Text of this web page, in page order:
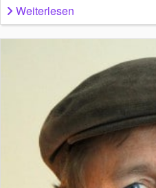
Weiterlesen